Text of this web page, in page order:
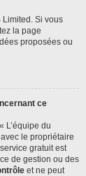
Si vous
la page
proposées ou
ce
L’équipe du
le propriétaire
gratuit est
de gestion ou des
et ne peut